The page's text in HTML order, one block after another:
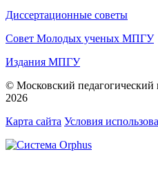
Диссертационные советы
Совет Молодых ученых МПГУ
Издания МПГУ
© Московский педагогический
2026
Карта сайта Условия